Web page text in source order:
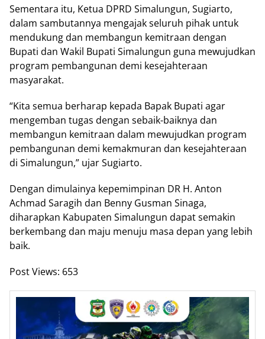
Sementara itu, Ketua DPRD Simalungun, Sugiarto,
dalam sambutannya mengajak seluruh pihak untuk
mendukung dan membangun kemitraan dengan
Bupati dan Wakil Bupati Simalungun guna mewujudkan
program pembangunan demi kesejahteraan
masyarakat.
“Kita semua berharap kepada Bapak Bupati agar
mengemban tugas dengan sebaik-baiknya dan
membangun kemitraan dalam mewujudkan program
pembangunan demi kemakmuran dan kesejahteraan
di Simalungun,” ujar Sugiarto.
Dengan dimulainya kepemimpinan DR H. Anton
Achmad Saragih dan Benny Gusman Sinaga,
diharapkan Kabupaten Simalungun dapat semakin
berkembang dan maju menuju masa depan yang lebih
baik.
Post Views: 653